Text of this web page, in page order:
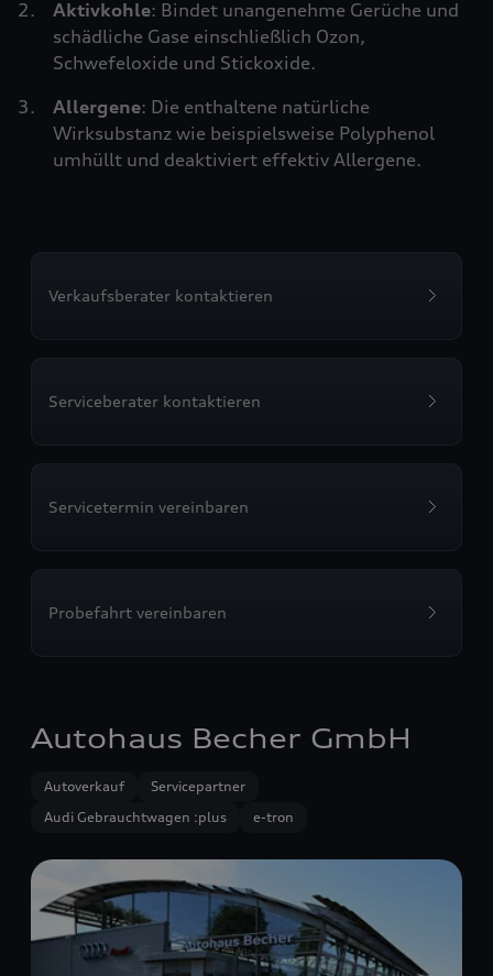
Aktivkohle: Bindet unangenehme Gerüche und
schädliche Gase einschließlich Ozon,
Schwefeloxide und Stickoxide.
Allergene: Die enthaltene natürliche
Wirksubstanz wie beispielsweise Polyphenol
umhüllt und deaktiviert effektiv Allergene.
Verkaufsberater kontaktieren
Serviceberater kontaktieren
Servicetermin vereinbaren
Probefahrt vereinbaren
Autohaus Becher GmbH
Autoverkauf
Servicepartner
Audi Gebrauchtwagen :plus
e-tron